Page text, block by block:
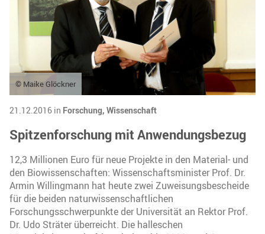
© Maike Glöckner
21.12.2016 in Forschung, Wissenschaft
Spitzenforschung mit Anwendungsbezug
12,3 Millionen Euro für neue Projekte in den Material- und
den Biowissenschaften: Wissenschaftsminister Prof. Dr.
Armin Willingmann hat heute zwei Zuweisungsbescheide
für die beiden naturwissenschaftlichen
Forschungsschwerpunkte der Universität an Rektor Prof.
Dr. Udo Sträter überreicht. Die halleschen